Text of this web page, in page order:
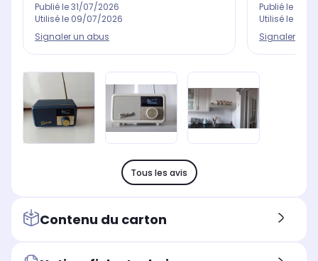
Publié le31/07/2026
Utilisé le 09/07/2026
Signaler un abus
Publié le
Utilisé le
Signaler un
Tous les avis
Contenu du carton